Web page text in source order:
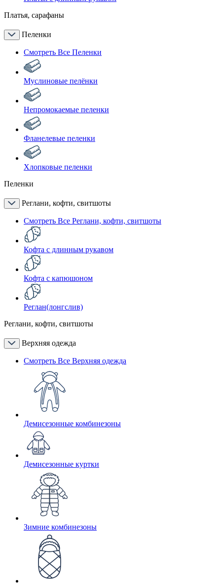
Платья, сарафаны
Пеленки
Смотреть Все Пеленки
Муслиновые пелёнки
Непромокаемые пеленки
Фланелевые пеленки
Хлопковые пеленки
Пеленки
Реглани, кофти, свитшоты
Смотреть Все Реглани, кофти, свитшоты
Кофта с длинным рукавом
Кофта с капюшоном
Реглан(лонгслив)
Реглани, кофти, свитшоты
Верхняя одежда
Смотреть Все Верхняя одежда
Демисезонные комбинезоны
Демисезонные куртки
Зимние комбинезоны